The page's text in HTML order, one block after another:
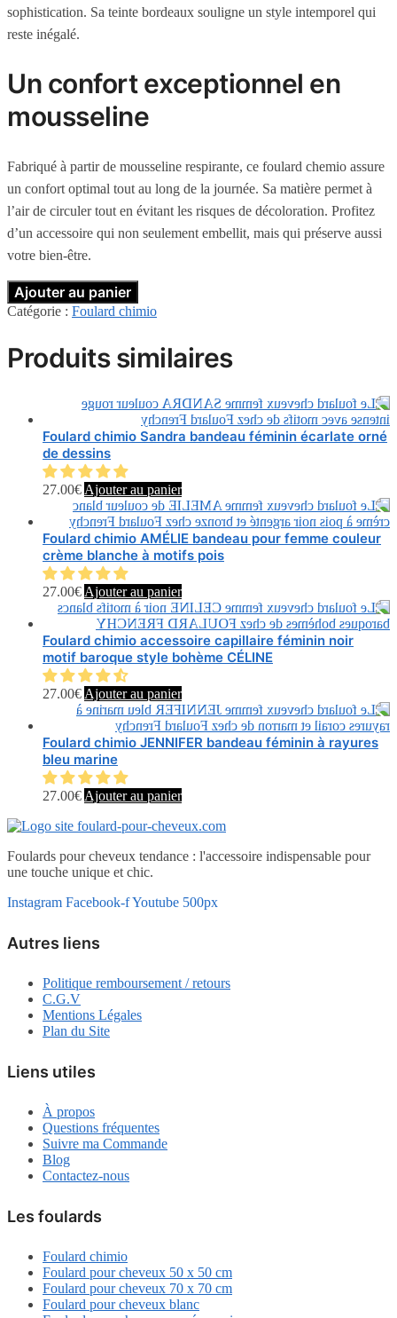
sophistication. Sa teinte bordeaux souligne un style intemporel qui
reste inégalé.
Un confort exceptionnel en
mousseline
Fabriqué à partir de mousseline respirante, ce foulard chemio assure
un confort optimal tout au long de la journée. Sa matière permet à
l’air de circuler tout en évitant les risques de décoloration. Profitez
d’un accessoire qui non seulement embellit, mais qui préserve aussi
votre bien-être.
Ajouter au panier
Catégorie : Foulard chimio
Produits similaires
Foulard chimio Sandra bandeau féminin écarlate orné
de dessins
27.00€Ajouter au panier
Foulard chimio AMÉLIE bandeau pour femme couleur
crème blanche à motifs pois
27.00€Ajouter au panier
Foulard chimio accessoire capillaire féminin noir
motif baroque style bohème CÉLINE
27.00€Ajouter au panier
Foulard chimio JENNIFER bandeau féminin à rayures
bleu marine
27.00€Ajouter au panier
Foulards pour cheveux tendance : l'accessoire indispensable pour
une touche unique et chic.
Instagram Facebook-fYoutube 500px
Autres liens
Politique remboursement / retours
C.G.V
Mentions Légales
Plan du Site
Liens utiles
À propos
Questions fréquentes
Suivre ma Commande
Blog
Contactez-nous
Les foulards
Foulard chimio
Foulard pour cheveux 50 x 50 cm
Foulard pour cheveux 70 x 70 cm
Foulard pour cheveux blanc